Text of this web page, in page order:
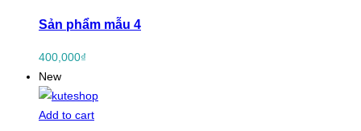
Sản phẩm mẫu 4
400,000₫
New
Add to cart